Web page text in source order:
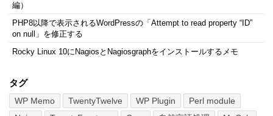
編）
PHP8以降で表示されるWordPressの「Attempt to read property “ID”
on null」を修正する
Rocky Linux 10にNagiosとNagiosgraphをインストールするメモ
タグ
WP Memo TwentyTwelve WP Plugin
Perl module